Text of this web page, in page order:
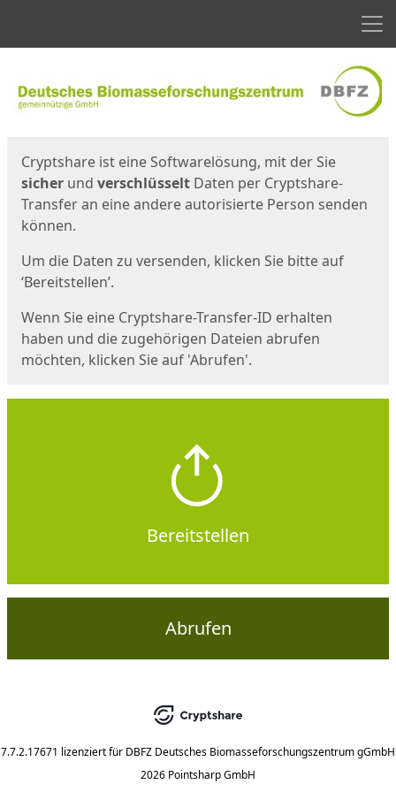
Cryptshare ist eine Softwarelösung, mit der Sie
sicher und verschlüsselt Daten per Cryptshare-
Transfer an eine andere autorisierte Person senden
können.
Um die Daten zu versenden, klicken Sie bitte auf
‘Bereitstellen’.
Wenn Sie eine Cryptshare-Transfer-ID erhalten
haben und die zugehörigen Dateien abrufen
möchten, klicken Sie auf 'Abrufen'.
Bereitstellen
Abrufen
7.7.2.17671 lizenziert für DBFZ Deutsches Biomasseforschungszentrum gGmbH
2026 Pointsharp GmbH